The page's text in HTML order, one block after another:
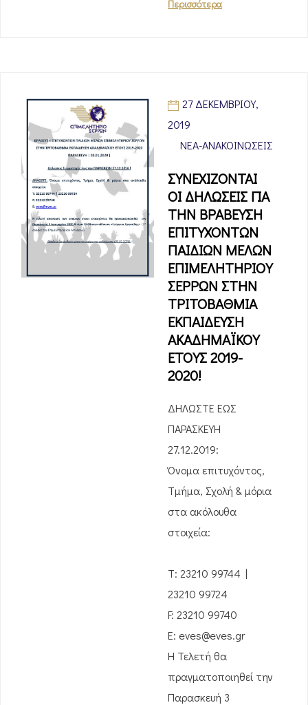
Περισσότερα
27 ΔΕΚΕΜΒΡΊΟΥ,
2019
ΝΈΑ-ΑΝΑΚΟΙΝΏΣΕΙΣ
ΣΥΝΕΧΙΖΟΝΤΑΙ
ΟΙ ΔΗΛΩΣΕΙΣ ΓΙΑ
ΤΗΝ ΒΡΑΒΕΥΣΗ
ΕΠΙΤΥΧΟΝΤΩΝ
ΠΑΙΔΙΩΝ ΜΕΛΩΝ
ΕΠΙΜΕΛΗΤΗΡΙΟΥ
ΣΕΡΡΩΝ ΣΤΗΝ
ΤΡΙΤΟΒΑΘΜΙΑ
ΕΚΠΑΙΔΕΥΣΗ
ΑΚΑΔΗΜΑΪΚΟΥ
ΕΤΟΥΣ 2019-
2020!
ΔΗΛΩΣΤΕ ΕΩΣ
ΠΑΡΑΣΚΕΥΗ
27.12.2019:
Όνομα επιτυχόντος,
Τμήμα, Σχολή & μόρια
στα ακόλουθα
στοιχεία:
Τ: 23210 99744 |
23210 99724
F: 23210 99740
E: eves@eves.gr
Η Τελετή θα
πραγματοποιηθεί την
Παρασκευή 3